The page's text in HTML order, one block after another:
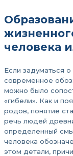
человека
Если задуматься
современное
можно было
«гибели». Как и
родов, понятие
речь людей
определенный
человека
этом детали,